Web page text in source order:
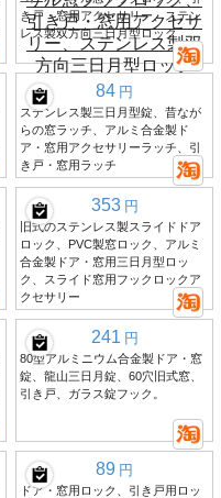
き戸・窓用アクセサリー、ステン
レス製双方向三日月型ロック
84 円
ステンレス製三日月型錠、昔なが
らの窓ラッチ、アルミ合金製ド
ア・窓用アクセサリーラッチ、引
き戸・窓用ラッチ
353 円
旧式のステンレス製スライドドア
ロック、PVC製窓ロック、アルミ
合金製ドア・窓用三日月型ロッ
ク、スライド窓用フックロックア
クセサリー
241 円
80型アルミニウム合金製ドア・窓
錠、龍山三日月錠、60穴旧式窓、
引き戸、ガラス錠フック。
89 円
ドア・窓用ロック、引き戸用ロッ